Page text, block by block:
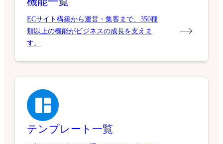
ECサイト構築から運営・集客まで、350種
類以上の機能がビジネスの成長を支えま
す。
テンプレート一覧